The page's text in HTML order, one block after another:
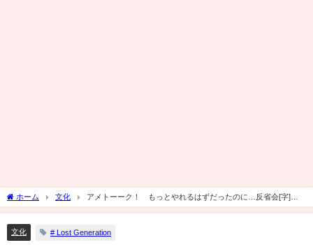
ホーム 文化
アメトーーク！ もっとやれるはずだったのに…反省会[字]…
の番組内容解析まとめ
文化 # Lost Generation